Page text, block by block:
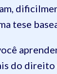
tese
do direito